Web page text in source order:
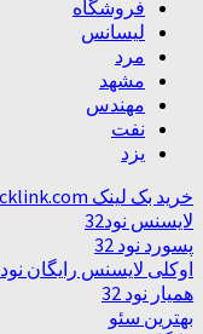
فروشگاه
لیسانس
مرد
مشهد
مهندس
نفت
یزد
خرید بک لینک behtarinbacklink.com
لایسنس نود32
پسورد نود 32
اوکلی لایسنس رایگان نود 32
همیار نود 32
بهترین سئو